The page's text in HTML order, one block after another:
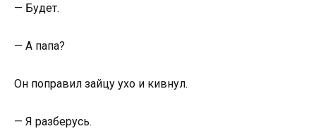
— Будет.
— А папа?
Он поправил зайцу ухо и кивнул.
— Я разберусь.